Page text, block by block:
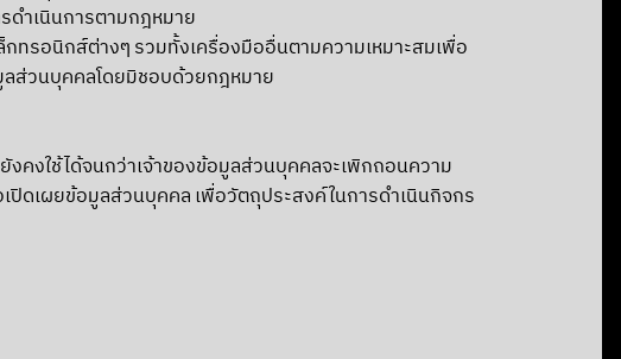
ดำเนินการตามกฎหมาย
ทรอนิกส์ต่างๆ รวมทั้งเครื่องมืออื่นตามความเหมาะสมเพื่อ
ลส่วนบุคคลโดยมิชอบด้วยกฎหมาย
งคงใช้ได้จนกว่าเจ้าของข้อมูลส่วนบุคคลจะเพิกถอนความ
ดเผยข้อมูลส่วนบุคคล เพื่อวัตถุประสงค์ในการดำเนินกิจกร